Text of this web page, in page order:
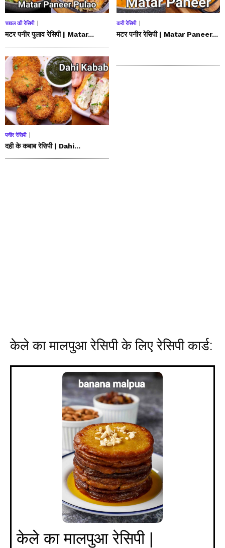
चावल की रेसिपी
मटर पनीर पुलाव रेसिपी | Matar...
करी रेसिपी
मटर पनीर रेसिपी | Matar Paneer...
पनीर रेसिपी
दही के कबाब रेसिपी | Dahi...
केले का मालपुआ रेसिपी के लिए रेसिपी कार्ड:
केले का मालपुआ रेसिपी |